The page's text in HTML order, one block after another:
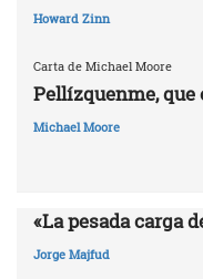
Howard Zinn
Carta de Michael Moore
Pellízquenme,
Michael Moore
«La pesada carga
Jorge Majfud